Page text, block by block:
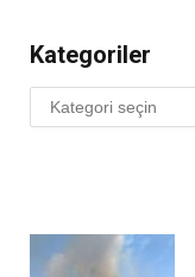
Kategoriler
Kategoriler